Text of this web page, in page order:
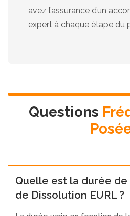
avez l’assurance d’un
expert à chaque étape du
Questions
Quelle est la durée
de Dissolution EURL ?